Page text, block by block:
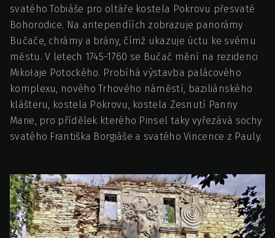
svatého Tobiáše pro oltáře kostela Pokrovu přesvaté
Bohorodice. Na antependíích zobrazuje panorámy
Bučače, chrámy a brány, čímž ukazuje úctu ke svému
městu. V letech 1745-1760 se Bučač mění na rezidenci
Mikołaje Potockého. Probíhá výstavba palácového
komplexu, nového Trhového náměstí, baziliánského
klášteru, kostela Pokrovu, kostela Zesnutí Panny
Marie, pro přídělek kterého Pinsel taky vyřezává sochy
svatého Františka Borgiáše a svatého Vincence z Pauly.